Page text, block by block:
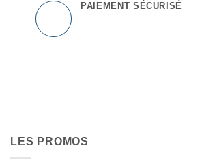
PAIEMENT SÉCURISÉ
LES PROMOS